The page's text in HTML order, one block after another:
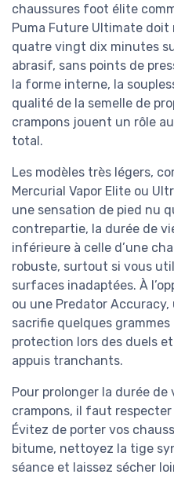
chaussures foot élite
Puma Future Ultimate doit
quatre vingt dix minutes
abrasif, sans points de
la forme interne, la
qualité de la semelle de
crampons jouent un rôle
total.
Les modèles très légers,
Mercurial Vapor Elite ou
une sensation de pied nu
contrepartie, la durée de
inférieure à celle d’une
robuste, surtout si vous
surfaces inadaptées. À
ou une Predator
sacrifie quelques
protection lors des duels
appuis tranchants.
Pour prolonger la durée de
crampons, il faut
Évitez de porter vos
bitume, nettoyez la tige
séance et laissez sécher